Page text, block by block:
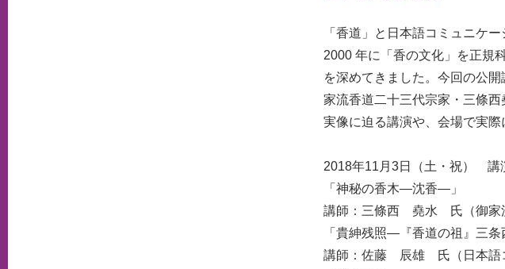
「香道」と日本語コミュニケ
2000 年に「香の文化」を正規
を深めてきました。今回の公
家流香道二十三代宗家・三條
実像に迫る講演や、会場で実際
2018年11月3日（土・祝） 講
「神秘の香木—沈香—」
講師：三條西 堯水 氏（御家
「貴紳残照—『香道の祖』三条
講師：佐藤 辰雄 氏（日本語